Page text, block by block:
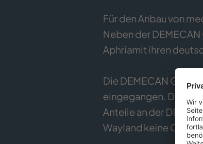
Für den Anbau von
Neben der
Aphriamit ihren
Die DEMECAN
eingegangen.
Anteile an der
Wayland keine